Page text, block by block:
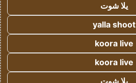
يلا شوت
yalla shoot
koora live
koora live
يلا شوت